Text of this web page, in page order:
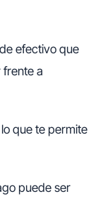
efectivo que
a
que te permite
puede ser